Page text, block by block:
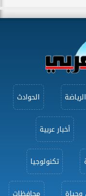
الرياضة الحوادث
أخبار عربية
تكنولوجيا